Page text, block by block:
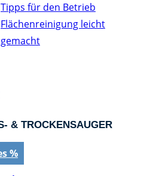
Tipps für den Betrieb
Flächenreinigung leicht
gemacht
& TROCKENSAUGER
%